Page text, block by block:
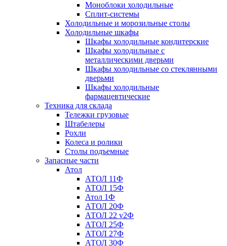
Моноблоки холодильные
Сплит-системы
Холодильные и морозильные столы
Холодильные шкафы
Шкафы холодильные кондитерские
Шкафы холодильные с
металлическими дверьми
Шкафы холодильные со стеклянными
дверьми
Шкафы холодильные
фармацевтические
Техника для склада
Тележки грузовые
Штабелеры
Рохли
Колеса и ролики
Столы подъемные
Запасные части
Атол
АТОЛ 11Ф
АТОЛ 15Ф
Атол 1Ф
АТОЛ 20Ф
АТОЛ 22 v2Ф
АТОЛ 25Ф
АТОЛ 27Ф
АТОЛ 30Ф